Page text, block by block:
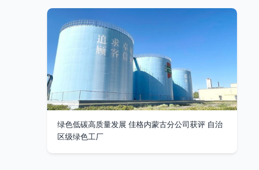
绿色低碳高质量发展 佳格内蒙古分公司获评 自治
区级绿色工厂